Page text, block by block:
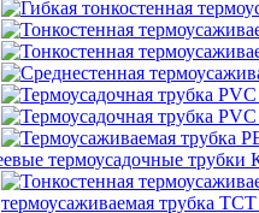
термоусаживаемая трубка